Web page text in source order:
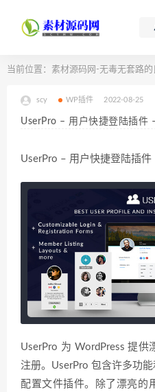
当前位置： 素材源码网-无毒无套路
scy WP插件 2022-08-25
UserPro – 用户快捷登陆插件
UserPro – 用户快捷登陆插
UserPro 为 WordPress 提
注册。UserPro 包含许多功
配置文件插件。除了漂亮的